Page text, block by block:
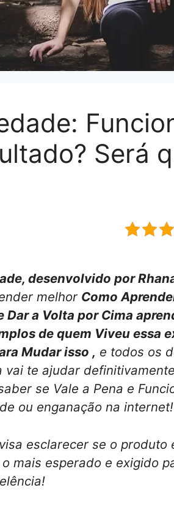
Será
desenvolvido por
melhor Como
Dar a Volta por Cima
de quem Viveu essa
Mudar isso , e todos os
vai te ajudar
se Vale a Pena e
ou enganação na
esclarecer se o produto
mais esperado e exigido